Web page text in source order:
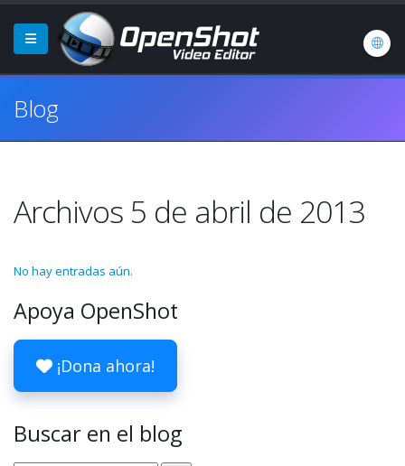
Blog
Archivos 5 de abril de 2013
No hay entradas aún.
Apoya OpenShot
¡Dona ahora!
Buscar en el blog